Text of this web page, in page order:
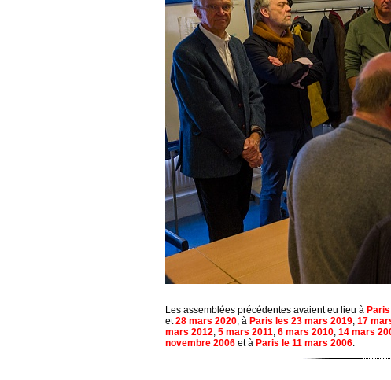
Les assemblées précédentes avaient eu lieu à
et28 mars 2020, à Paris les 23 mars 2019, 17
mars 2012, 5 mars 2011, 6 mars 2010, 14 mars
novembre 2006 et à Paris le 11 mars 2006.